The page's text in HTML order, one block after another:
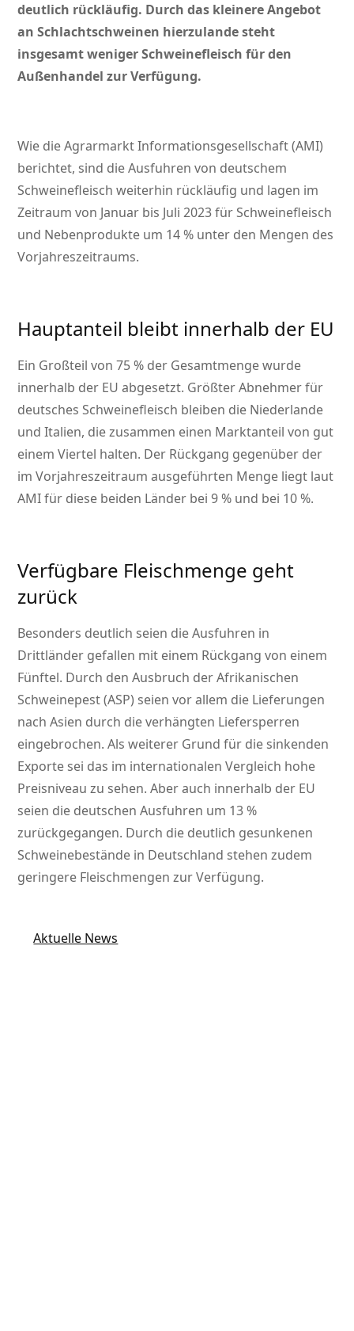
deutlich rückläufig. Durch das kleinere Angebot
an Schlachtschweinen hierzulande steht
insgesamt weniger Schweinefleisch für den
Außenhandel zur Verfügung.
Wie die Agrarmarkt Informationsgesellschaft (AMI)
berichtet, sind die Ausfuhren von deutschem
Schweinefleisch weiterhin rückläufig und lagen im
Zeitraum von Januar bis Juli 2023 für Schweinefleisch
und Nebenprodukte um 14 % unter den Mengen des
Vorjahreszeitraums.
Hauptanteil bleibt innerhalb der EU
Ein Großteil von 75 % der Gesamtmenge wurde
innerhalb der EU abgesetzt. Größter Abnehmer für
deutsches Schweinefleisch bleiben die Niederlande
und Italien, die zusammen einen Marktanteil von gut
einem Viertel halten. Der Rückgang gegenüber der
im Vorjahreszeitraum ausgeführten Menge liegt laut
AMI für diese beiden Länder bei 9 % und bei 10 %.
Verfügbare Fleischmenge geht
zurück
Besonders deutlich seien die Ausfuhren in
Drittländer gefallen mit einem Rückgang von einem
Fünftel. Durch den Ausbruch der Afrikanischen
Schweinepest (ASP) seien vor allem die Lieferungen
nach Asien durch die verhängten Liefersperren
eingebrochen. Als weiterer Grund für die sinkenden
Exporte sei das im internationalen Vergleich hohe
Preisniveau zu sehen. Aber auch innerhalb der EU
seien die deutschen Ausfuhren um 13 %
zurückgegangen. Durch die deutlich gesunkenen
Schweinebestände in Deutschland stehen zudem
geringere Fleischmengen zur Verfügung.
Aktuelle News